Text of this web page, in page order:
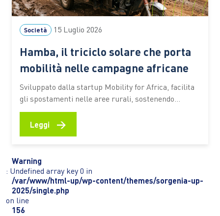
Società 15 Luglio 2026
Hamba, il triciclo solare che porta
mobilità nelle campagne africane
Sviluppato dalla startup Mobility for Africa, facilita
gli spostamenti nelle aree rurali, sostenendo
agricoltura, imprenditoria locale, inclusione
femminile e riduzione delle emissioni In molte aree
gestisce una piccola attività commerciale o deve
raggiungere scuole e servizi…
Leggi →
Warning
: Undefined array key 0 in
/var/www/html-up/wp-content/themes/sorgenia-up-
2025/single.php
on line
156